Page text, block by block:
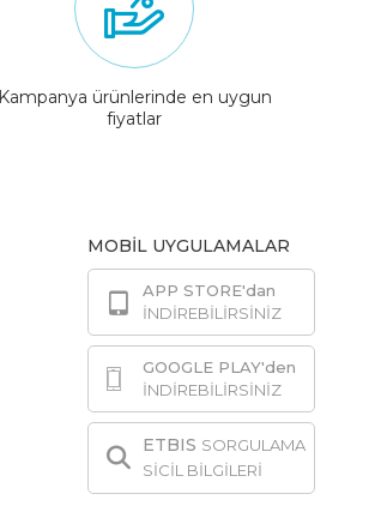
Kampanya ürünlerinde en uygun
fiyatlar
MOBİL UYGULAMALAR
APP STORE'dan
İNDİREBİLİRSİNİZ
GOOGLE PLAY'den
İNDİREBİLİRSİNİZ
ETBIS SORGULAMA
SİCİL BİLGİLERİ